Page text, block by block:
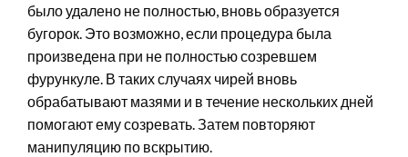
было удалено не полностью, вновь образуется
бугорок. Это возможно, если процедура была
произведена при не полностью созревшем
фурункуле. В таких случаях чирей вновь
обрабатывают мазями и в течение нескольких дней
помогают ему созревать. Затем повторяют
манипуляцию по вскрытию.